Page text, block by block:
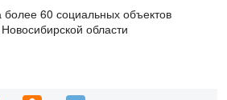
более 60 социальных объектов
области